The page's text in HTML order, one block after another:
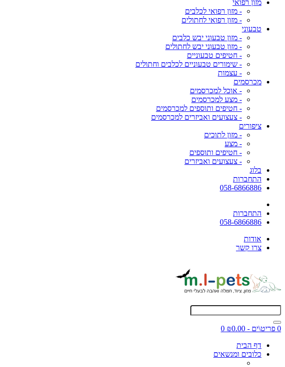
מזון רפואי
- מזון רפואי לכלבים
- מזון רפואי לחתולים
טבעוני
- מזון טבעוני יבש כלבים
- מזון טבעוני יבש לחתולים
- חטיפים טבעוניים
- שימורים טבעוניים לכלבים וחתולים
- עצמות
מכרסמים
- אוכל למכרסמים
- מצע למכרסמים
- חטיפים ותוספים למכרסמים
- צעצועים ואביזרים למכרסמים
ציפורים
- מזון לתוכים
- מצע
- חטיפים ותוספים
- צעצועים ואביזרים
בלוג
התחברות
058-6866886
התחברות
058-6866886
אודות
צרו קשר
0 פריט\ים - ₪0.00
0
דף הבית
כלובים ומנשאים